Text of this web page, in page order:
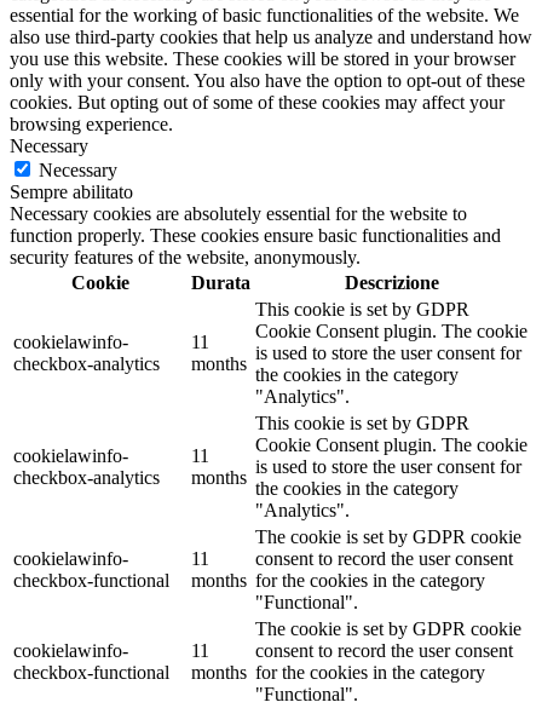
essential for the working of basic functionalities of the website. We
also use third-party cookies that help us analyze and understand how
you use this website. These cookies will be stored in your browser
only with your consent. You also have the option to opt-out of these
cookies. But opting out of some of these cookies may affect your
browsing experience.
Necessary
Necessary
Sempre abilitato
Necessary cookies are absolutely essential for the website to
function properly. These cookies ensure basic functionalities and
security features of the website, anonymously.
Cookie
Durata Descrizione
cookielawinfo-
checkbox-analytics
11
months
This cookie is set by GDPR
Cookie Consent plugin. The cookie
is used to store the user consent for
the cookies in the category
"Analytics".
cookielawinfo-
checkbox-analytics
11
months
This cookie is set by GDPR
Cookie Consent plugin. The cookie
is used to store the user consent for
the cookies in the category
"Analytics".
cookielawinfo-
checkbox-functional
11
months
The cookie is set by GDPR cookie
consent to record the user consent
for the cookies in the category
"Functional".
cookielawinfo-
checkbox-functional
11
months
The cookie is set by GDPR cookie
consent to record the user consent
for the cookies in the category
"Functional".